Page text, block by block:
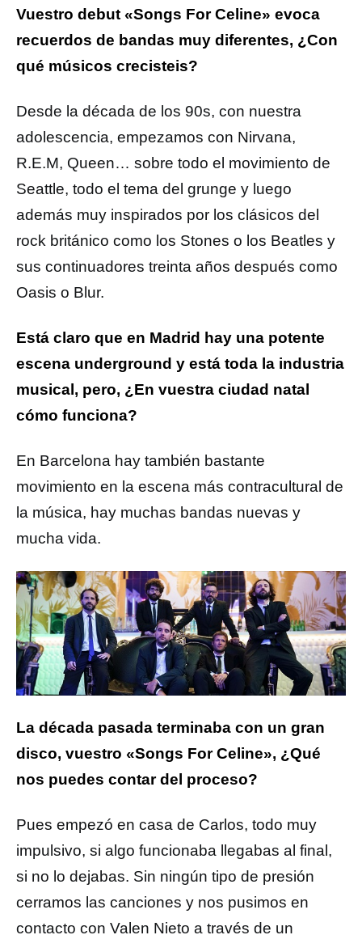
Vuestro debut «Songs For Celine» evoca
recuerdos de bandas muy diferentes, ¿Con
qué músicos crecisteis?
Desde la década de los 90s, con nuestra
adolescencia, empezamos con Nirvana,
R.E.M, Queen… sobre todo el movimiento de
Seattle, todo el tema del grunge y luego
además muy inspirados por los clásicos del
rock británico como los Stones o los Beatles y
sus continuadores treinta años después como
Oasis o Blur.
Está claro que en Madrid hay una potente
escena underground y está toda la industria
musical, pero, ¿En vuestra ciudad natal
cómo funciona?
En Barcelona hay también bastante
movimiento en la escena más contracultural de
la música, hay muchas bandas nuevas y
mucha vida.
La década pasada terminaba con un gran
disco, vuestro «Songs For Celine», ¿Qué
nos puedes contar del proceso?
Pues empezó en casa de Carlos, todo muy
impulsivo, si algo funcionaba llegabas al final,
si no lo dejabas. Sin ningún tipo de presión
cerramos las canciones y nos pusimos en
contacto con Valen Nieto a través de un